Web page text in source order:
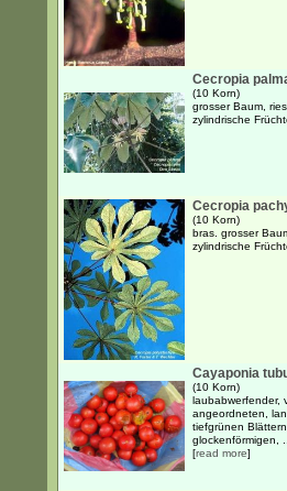
Cecropia
(10 Korn)
grosser Baum,
zylindrische
Cecropia
(10 Korn)
bras. grosser
zylindrische
Cayaponia
(10 Korn)
laubabwerfender,
angeordneten,
tiefgrünen
glockenförmigen,
[read more]